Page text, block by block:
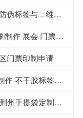
化妆品防伪标签 防伪标签与二维码标签相比优势对比
景区景点门票印刷制作 展会 门票印刷 入场券印刷
门票印制申请
荆州不干胶标贴制作-不干胶标签印刷的用途为什么这么广泛
手提袋印刷制作-荆州手提袋定制重要性你了解吗